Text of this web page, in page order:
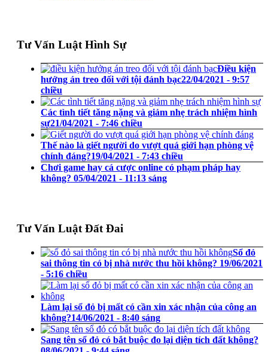
Tư Vấn Luật Hình Sự
Điều kiện
hưởng án treo đối với tội đánh bạc22/04/2021 - 9:57
chiều
Các tình tiết tăng nặng và giảm nhẹ trách nhiệm hình
sự21/04/2021 - 7:46 chiều
Thế nào là giết người do vượt quá giới hạn phòng vệ
chính đáng?19/04/2021 - 7:43 chiều
Chơi game hay cá cược online có phạm pháp hay
không? 05/04/2021 - 11:13 sáng
Tư Vấn Luật Đất Đai
Sổ đỏ
sai thông tin có bị nhà nước thu hồi không? 19/06/2021
- 5:16 chiều
Làm lại sổ đỏ bị mất có cần xin xác nhận của công an
không?14/06/2021 - 8:40 sáng
Sang tên sổ đỏ có bắt buộc đo lại diện tích đất không?